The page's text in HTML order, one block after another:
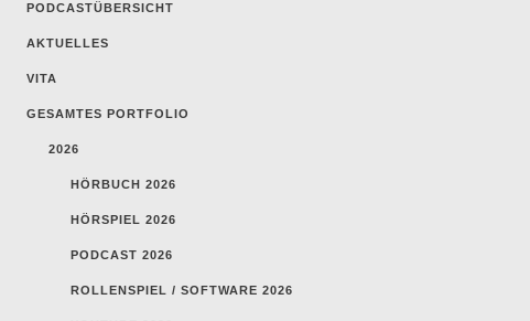
PODCASTÜBERSICHT
AKTUELLES
VITA
GESAMTES PORTFOLIO
2026
HÖRBUCH 2026
HÖRSPIEL 2026
PODCAST 2026
ROLLENSPIEL / SOFTWARE 2026